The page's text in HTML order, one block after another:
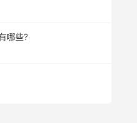
哪些?